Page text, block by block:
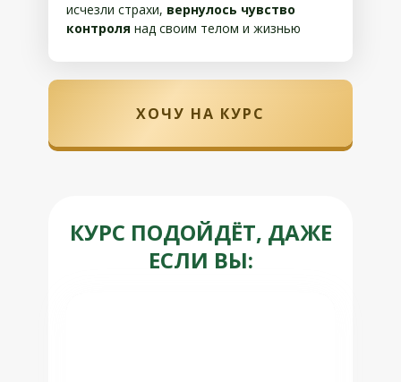
ХОЧУ НА КУРС
исчезли страхи, вернулось чувство
контроля над своим телом и жизнью
КУРС ПОДОЙДЁТ, ДАЖЕ
ЕСЛИ ВЫ: